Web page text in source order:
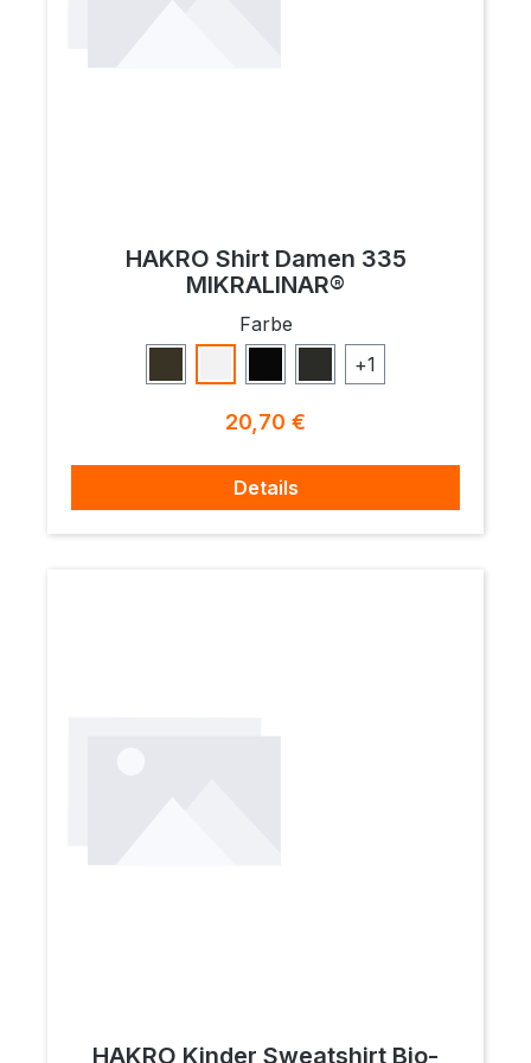
HAKRO Shirt Damen 335
MIKRALINAR®
Farbeauswählen
Olive Weiß SchwarzKarbongrau
+1
Regulärer Preis:
20,70 €
Details
HAKRO Kinder Sweatshirt Bio-